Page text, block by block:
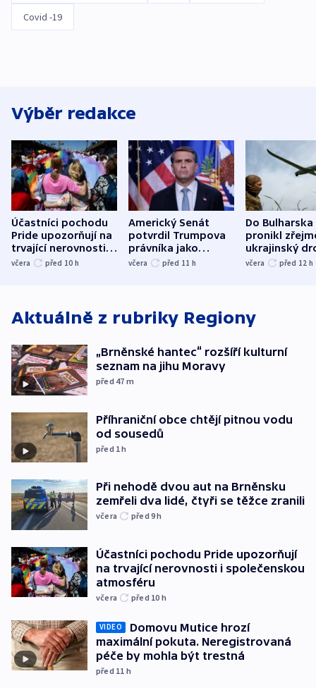
Covid -19
Výběr redakce
Účastníci pochodu
Pride upozorňují na
trvající nerovnosti i
společenskou
včera před 10 h
Americký Senát
potvrdil Trumpova
právníka jako
ministra
včera před 11 h
Do Bulharska
pronikl
ukrajinský
explodoval
včera před 12 h
Aktuálně z rubriky Regiony
„Brněnské hantec“ rozšíří kulturní
seznam na jihu Moravy
před 47 m
Příhraniční obce chtějí pitnou vodu
od sousedů
před 1h
Při nehodě dvou aut na Brněnsku
zemřeli dva lidé, čtyři se těžce zranili
včera před 9h
Účastníci pochodu Pride upozorňují
na trvající nerovnosti i společenskou
atmosféru
včera před 10 h
VIDEO
Domovu Mutice hrozí
maximální pokuta. Neregistrovaná
péče by mohla být trestná
před 11 h